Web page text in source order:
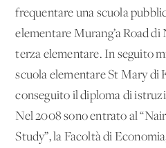
frequentare una scuola
elementare Murang’a Road
terza elementare. In seguito
scuola elementare St Mary di
conseguito il diploma di
Nel 2008 sono entrato al
Study”, la Facoltà di